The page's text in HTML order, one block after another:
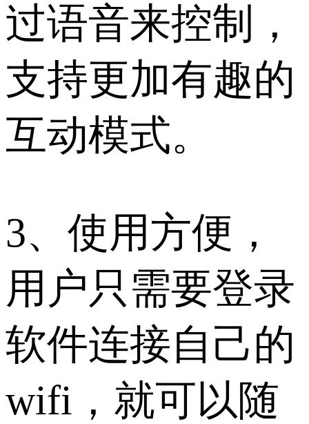
过语音来控制，
支持更加有趣的
互动模式。
3、使用方便，
用户只需要登录
软件连接自己的
wifi，就可以随